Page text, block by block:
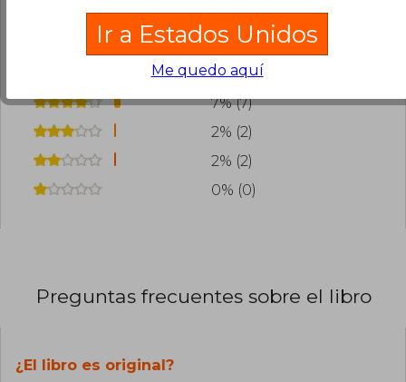
agregar tu propia evaluación.
89% (88)
7% (7)
2% (2)
2% (2)
0% (0)
Preguntas frecuentes sobre el libro
¿El libro es original?
Ir a Estados Unidos
Me quedo aquí